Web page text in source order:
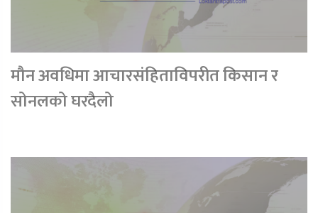
मौन अवधिमा आचारसंहिताविपरीत किसान र
सोनलको घरदैलो